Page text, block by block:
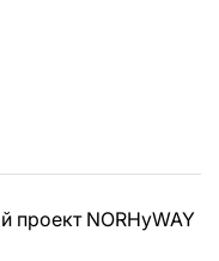
проект NORHyWAY